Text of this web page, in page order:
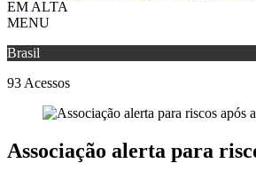
EM ALTA
MENU
Brasil
93 Acessos
Associação alerta para